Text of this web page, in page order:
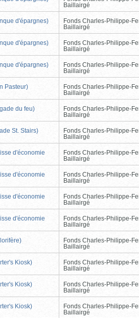
Baillairgé
d'épargnes)
Fonds Charles-Philippe-
Baillairgé
d'épargnes)
Fonds Charles-Philippe-
Baillairgé
d'épargnes)
Fonds Charles-Philippe-
Baillairgé
Pasteur)
Fonds Charles-Philippe-
Baillairgé
du feu)
Fonds Charles-Philippe-
Baillairgé
St. Stairs)
Fonds Charles-Philippe-
Baillairgé
d'économie
Fonds Charles-Philippe-
Baillairgé
d'économie
Fonds Charles-Philippe-
Baillairgé
d'économie
Fonds Charles-Philippe-
Baillairgé
d'économie
Fonds Charles-Philippe-
Baillairgé
Fonds Charles-Philippe-
Baillairgé
Kiosk)
Fonds Charles-Philippe-
Baillairgé
Kiosk)
Fonds Charles-Philippe-
Baillairgé
Kiosk)
Fonds Charles-Philippe-
Baillairgé